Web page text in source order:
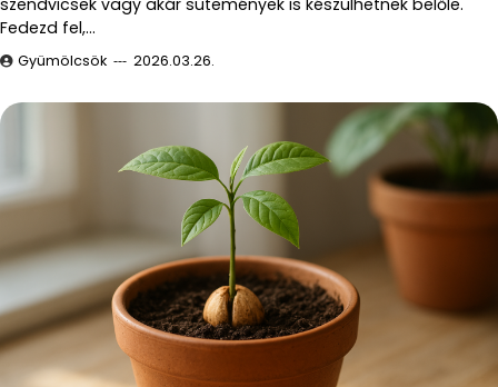
Fedezd fel,…
Gyümölcsök 2026.03.26.